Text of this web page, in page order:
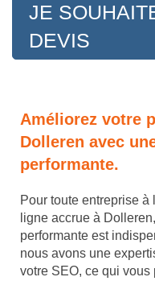
JE
DEVIS
Améliorez votre
Dolleren avec
performante.
Pour toute entreprise
ligne accrue à
performante est
nous avons une
votre SEO, ce qui